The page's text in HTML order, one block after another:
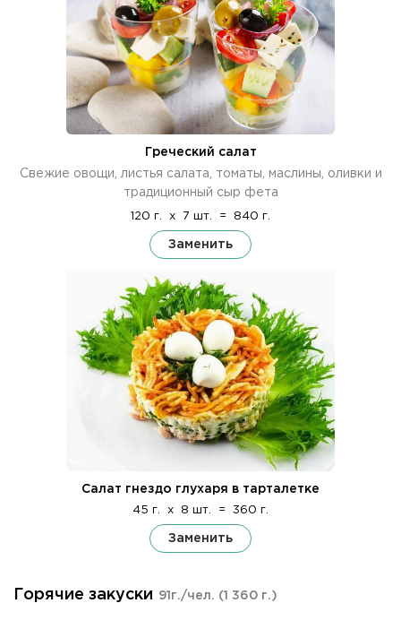
Греческий салат
Свежие овощи, листья салата, томаты, маслины, оливки и
традиционный сыр фета
120 г. x 7 шт. = 840 г.
Заменить
Салат гнездо глухаря в тарталетке
45 г. x 8 шт. = 360 г.
Заменить
Горячие закуски 91г./чел. (1 360 г.)